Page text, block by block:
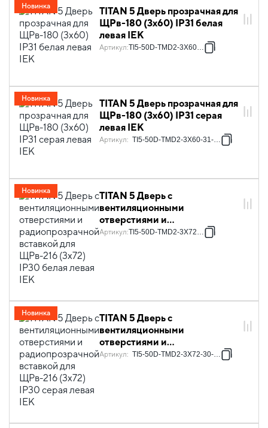
TITAN 5 Дверь прозрачная для
ЩРв-180 (3х60) IP31 белая
левая IEK
Артикул:TI5-50D-TMD2-3X60-31
Новинка
TITAN 5 Дверь прозрачная для
ЩРв-180 (3х60) IP31 серая
левая IEK
Артикул: TI5-50D-TMD2-3X60-31-7035
Новинка
TITAN 5 Дверь с
вентиляционными
отверстиями и
радиопрозрачной вставкой
Артикул:TI5-50D-TMD2-3X72-30
Новинка
TITAN 5 Дверь с
вентиляционными
отверстиями и
радиопрозрачной вставкой
Артикул: TI5-50D-TMD2-3X72-30-7035
Новинка